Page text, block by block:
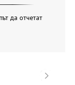
да отчетат